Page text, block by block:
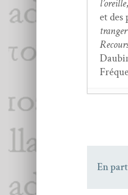
l’or­eille,
et des
tranger
En